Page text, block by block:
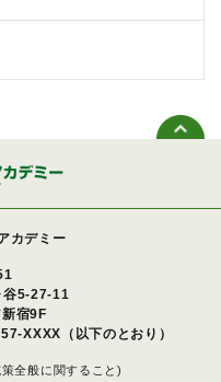
カデミー
谷5-27-11
宿9F
XXXX（以下のとおり）
全般に関すること)